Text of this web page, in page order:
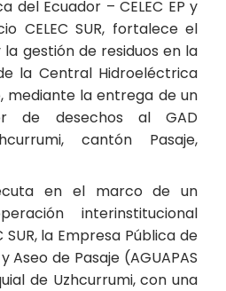
del Ecuador – CELEC EP y
CELEC SUR, fortalece el
gestión de residuos en la
la Central Hidroeléctrica
mediante la entrega de un
de desechos al GAD
cantón Pasaje,
en el marco de un
interinstitucional
la Empresa Pública de
Aseo de Pasaje (AGUAPAS
de Uzhcurrumi, con una